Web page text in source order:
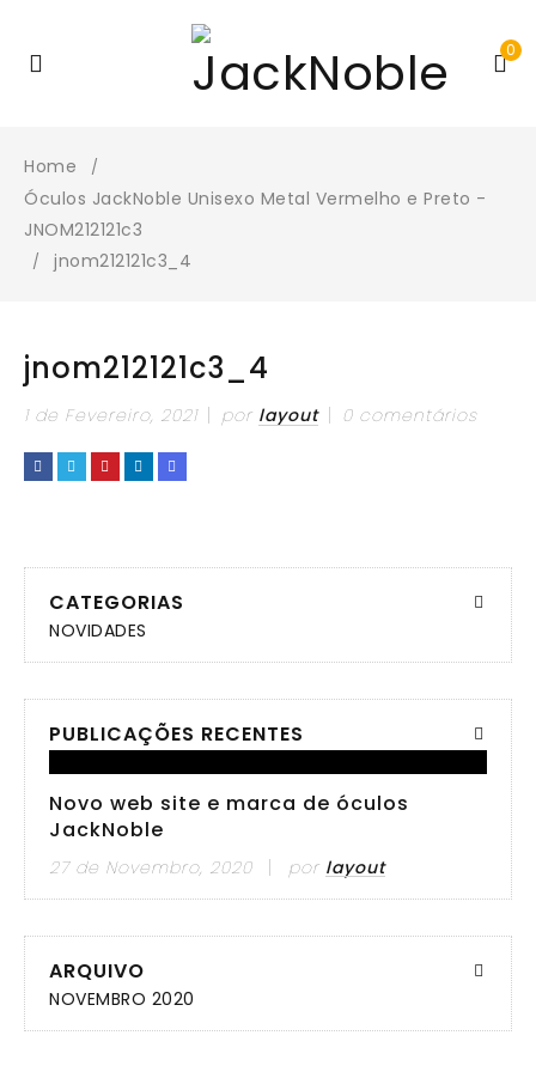
0
Home /
Óculos JackNoble Unisexo Metal Vermelho e Preto -
JNOM212121c3
/ jnom212121c3_4
jnom212121c3_4
1 de Fevereiro, 2021 por layout 0 comentários
CATEGORIAS
NOVIDADES
PUBLICAÇÕES RECENTES
Novo web site e marca de óculos
JackNoble
27 de Novembro, 2020 por layout
ARQUIVO
NOVEMBRO 2020